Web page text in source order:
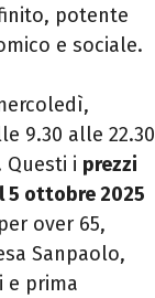
potente
e sociale.
9.30 alle 22.30
i prezzi
5 ottobre 2025
over 65,
Sanpaolo,
e prima